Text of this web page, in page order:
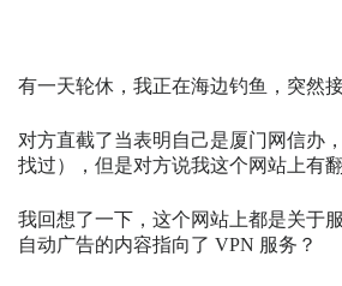
有一天轮休，我正在海边钓鱼，突然
对方直截了当表明自己是厦门网信办
找过），但是对方说我这个网站上有
我回想了一下，这个网站上都是关于
自动广告的内容指向了 VPN 服务？